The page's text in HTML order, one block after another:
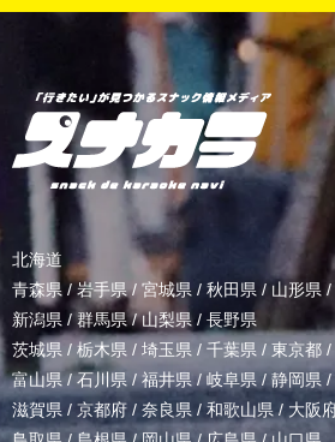
北海道
青森県 / 岩手県/ 宮城県 / 秋田県 / 山形県/
新潟県 /群馬県/山梨県 / 長野県
茨城県 / 栃木県 / 埼玉県 / 千葉県 / 東京都 /
富山県 /石川県/福井県/岐阜県 / 静岡県 /
滋賀県 / 京都府 / 奈良県 / 和歌山県/ 大阪